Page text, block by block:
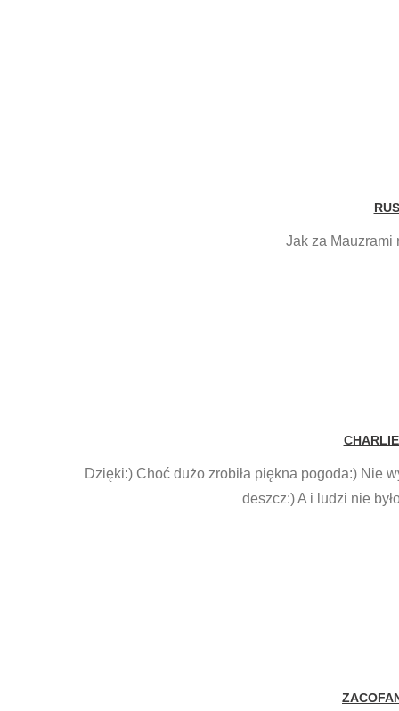
Jak za Mauzrami
Dzięki:) Choć dużo zrobiła piękna pogoda:) Nie
deszcz:) A i ludzi nie